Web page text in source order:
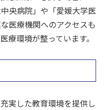
央病院」や「愛媛大学医
医療機関へのアクセスも
療環境が整っています。
実した教育環境を提供し